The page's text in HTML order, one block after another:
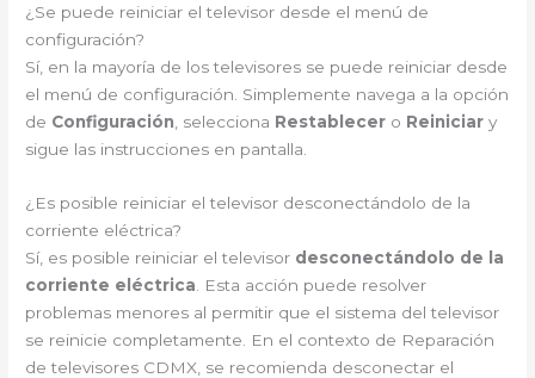
¿Se puede reiniciar el televisor desde el menú de
configuración?
Sí, en la mayoría de los televisores se puede reiniciar desde
el menú de configuración. Simplemente navega a la opción
de Configuración , selecciona Restablecer o Reiniciar y
sigue las instrucciones en pantalla.
¿Es posible reiniciar el televisor desconectándolo de la
corriente eléctrica?
Sí, es posible reiniciar el televisor desconectándolo de la
corriente eléctrica . Esta acción puede resolver
problemas menores al permitir que el sistema del televisor
se reinicie completamente. En el contexto de Reparación
de televisores CDMX, se recomienda desconectar el